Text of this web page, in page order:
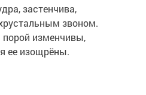
застенчива,
звоном.
порой изменчивы,
ее изощрёны.